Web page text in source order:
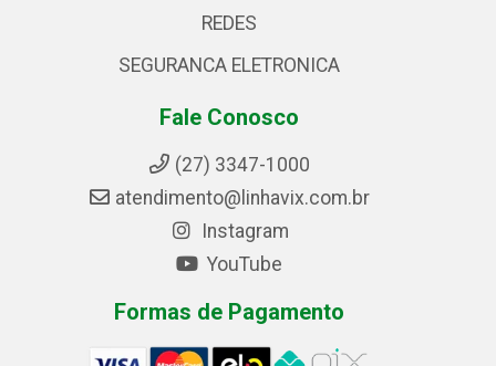
REDES
SEGURANCA ELETRONICA
Fale Conosco
(27) 3347-1000
atendimento@linhavix.com.br
Instagram
YouTube
Formas de Pagamento